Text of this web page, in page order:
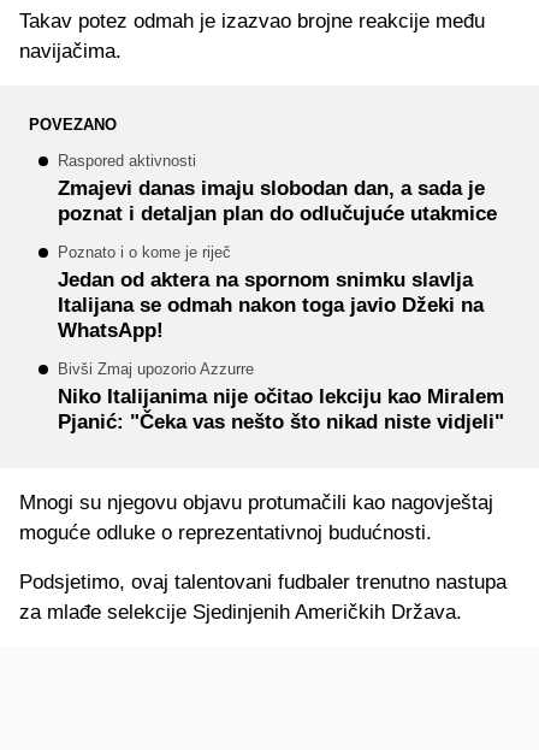
Takav potez odmah je izazvao brojne reakcije među
navijačima.
POVEZANO
Raspored aktivnosti
Zmajevi danas imaju slobodan dan, a sada je
poznat i detaljan plan do odlučujuće utakmice
Poznato i o kome je riječ
Jedan od aktera na spornom snimku slavlja
Italijana se odmah nakon toga javio Džeki na
WhatsApp!
Bivši Zmaj upozorio Azzurre
Niko Italijanima nije očitao lekciju kao Miralem
Pjanić: "Čeka vas nešto što nikad niste vidjeli"
Mnogi su njegovu objavu protumačili kao nagovještaj
moguće odluke o reprezentativnoj budućnosti.
Podsjetimo, ovaj talentovani fudbaler trenutno nastupa
za mlađe selekcije Sjedinjenih Američkih Država.